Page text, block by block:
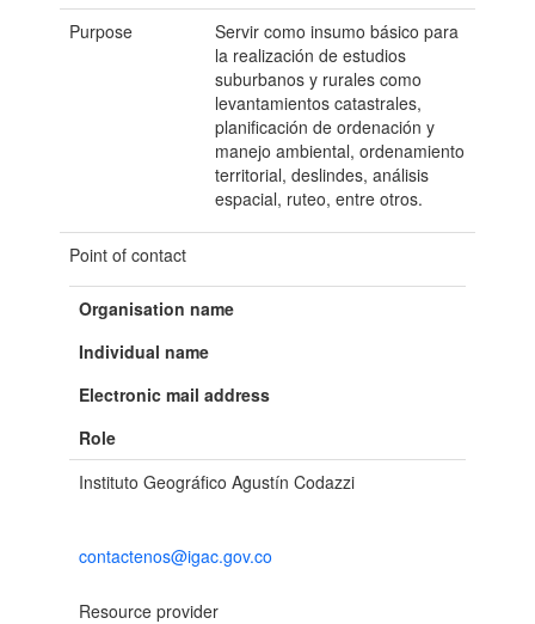
Purpose
Servir como insumo básico para
la realización de estudios
suburbanos y rurales como
levantamientos catastrales,
planificación de ordenación y
manejo ambiental, ordenamiento
territorial, deslindes, análisis
espacial, ruteo, entre otros.
Point of contact
Organisation name
Individual name
Electronic mail address
Role
Instituto Geográfico Agustín Codazzi
contactenos@igac.gov.co
Resource provider